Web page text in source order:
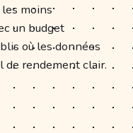
moins
un budget
où les données
de rendement clair.